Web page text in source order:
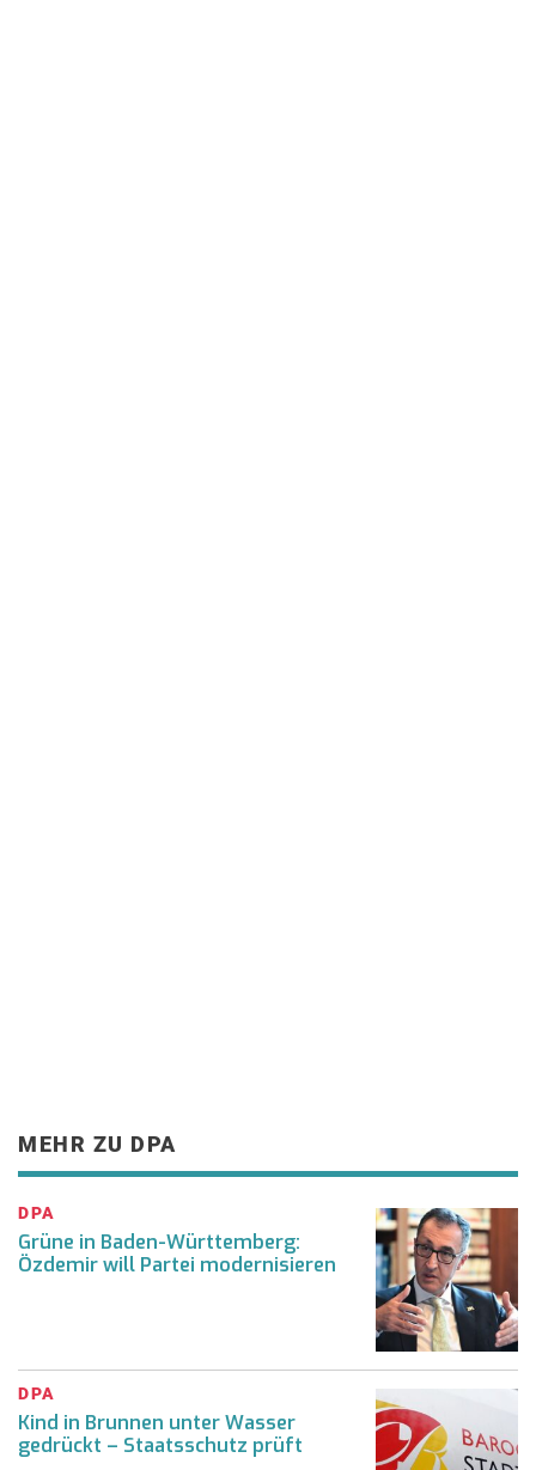
MEHR ZU DPA
DPA
Grüne in Baden-Württemberg:
Özdemir will Partei modernisieren
DPA
Kind in Brunnen unter Wasser
gedrückt – Staatsschutz prüft